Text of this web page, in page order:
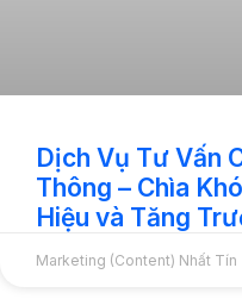
Dịch Vụ Tư Vấn
Thông – Chìa
Hiệu và Tăng
Marketing (Content) Nhất Tín